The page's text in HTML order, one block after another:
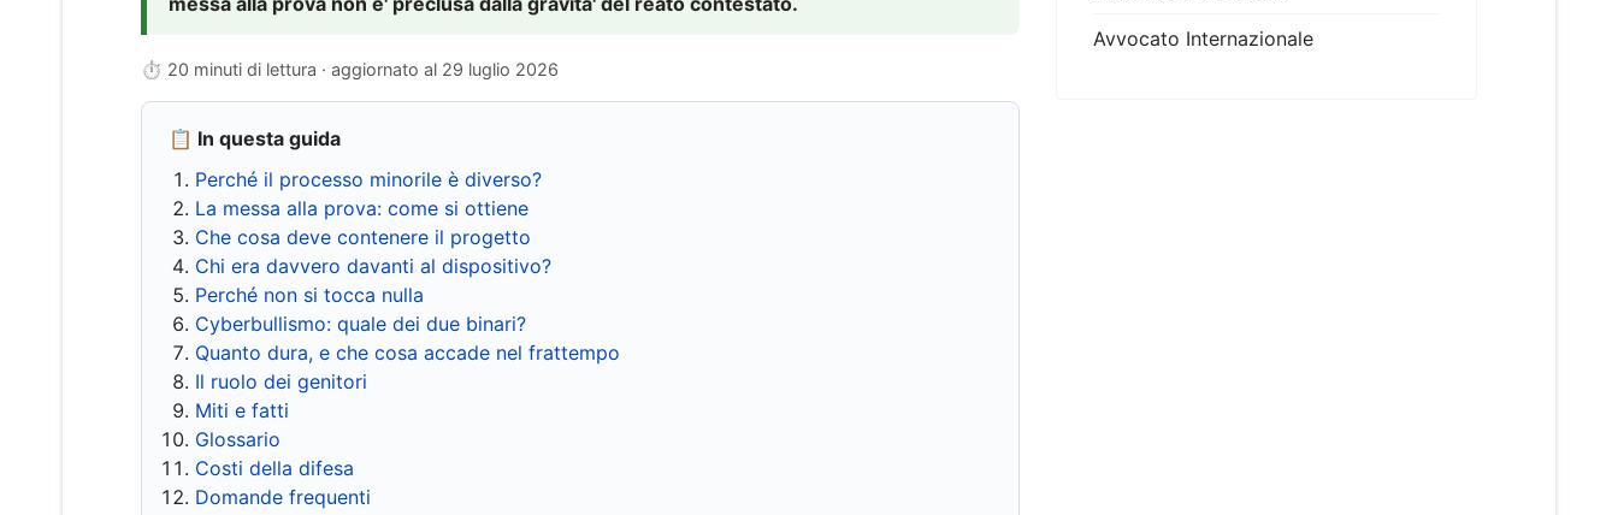
⏱ 20 minuti di lettura · aggiornato al 29 luglio 2026
📋 In questa guida
Perché il processo minorile è diverso?
La messa alla prova: come si ottiene
Che cosa deve contenere il progetto
Chi era davvero davanti al dispositivo?
Perché non si tocca nulla
Cyberbullismo: quale dei due binari?
Quanto dura, e che cosa accade nel frattempo
Il ruolo dei genitori
Miti e fatti
Glossario
Costi della difesa
Domande frequenti
Avvocato Internazionale